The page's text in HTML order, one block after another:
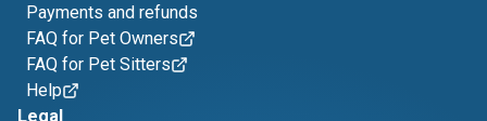
Payments and refunds
FAQ for Pet Owners
FAQ for Pet Sitters
Help
Legal